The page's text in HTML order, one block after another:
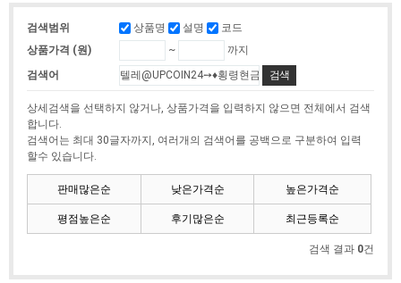
검색범위 상품명 설명
코드
상품가격 (원)
~ 까지
검색어
상세검색을 선택하지 않거나, 상품가격을 입력하지 않으면 전체에서 검색
합니다.
검색어는 최대 30글자까지, 여러개의 검색어를 공백으로 구분하여 입력
할수 있습니다.
판매많은순 낮은가격순 높은가격순
평점높은순 후기많은순 최근등록순
검색 결과 0건